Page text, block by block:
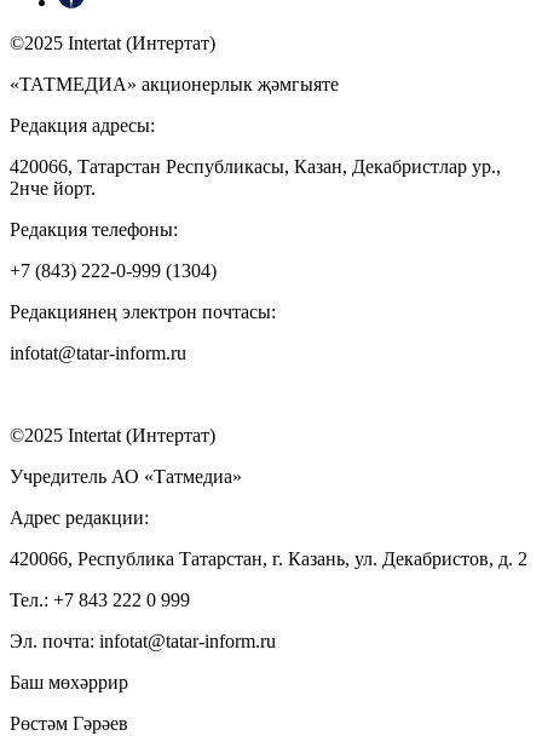
©2025 Intertat (Интертат)
«ТАТМЕДИА» акционерлык җәмгыяте
Редакция адресы:
420066, Татарстан Республикасы, Казан, Декабристлар ур.,
2нче йорт.
Редакция телефоны:
+7 (843) 222-0-999 (1304)
Редакциянең электрон почтасы:
infotat@tatar-inform.ru
©2025 Intertat (Интертат)
Учредитель АО «Татмедиа»
Адрес редакции:
420066, Республика Татарстан, г. Казань, ул. Декабристов, д. 2
Тел.: +7 843 222 0 999
Эл. почта: infotat@tatar-inform.ru
Баш мөхәррир
Рөстәм Гәрәев